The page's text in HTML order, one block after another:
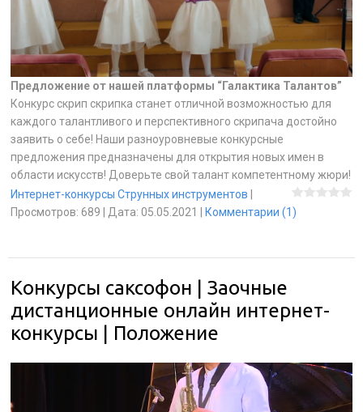
Предложение от нашей платформы “Галактика Талантов”
Конкурс скрип скрипка станет отличной возможностью для
каждого талантливого и перспективного скрипача достойно
заявить о себе! Наши разноуровневые конкурсные
предложения предназначены для открытия новых имен в
области искусств! Доверьте свой талант компетентному жюри!
Интернет-конкурсы Струнных инструментов
Просмотров: 689 Дата: 05.05.2021 Комментарии (1)
Конкурсы саксофон | Заочные
дистанционные онлайн интернет-
конкурсы | Положение